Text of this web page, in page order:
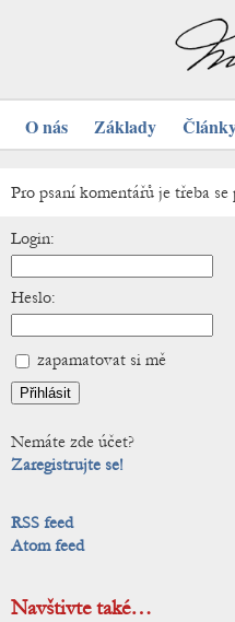
O nás Základy
Pro psaní komentářů je třeba se
Login:
Heslo:
zapamatovat si mě
Nemáte zde účet?
Zaregistrujte se!
RSS feed
Atom feed
Navštivte také…